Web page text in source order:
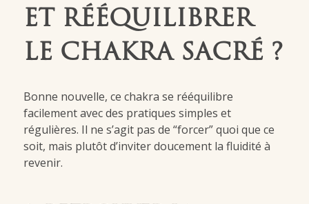
ET RÉÉQUILIBRER
LE CHAKRA SACRÉ ?
Bonne nouvelle, ce chakra se rééquilibre
facilement avec des pratiques simples et
régulières. Il ne s’agit pas de “forcer” quoi que ce
soit, mais plutôt d’inviter doucement la fluidité à
revenir.